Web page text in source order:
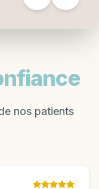
nos patients